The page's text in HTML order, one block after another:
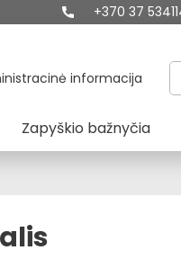
+370 37
informacija
Zapyškio bažnyčia